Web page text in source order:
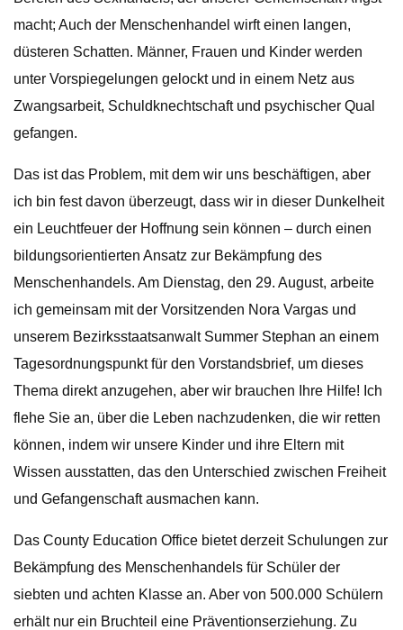
macht; Auch der Menschenhandel wirft einen langen,
düsteren Schatten. Männer, Frauen und Kinder werden
unter Vorspiegelungen gelockt und in einem Netz aus
Zwangsarbeit, Schuldknechtschaft und psychischer Qual
gefangen.
Das ist das Problem, mit dem wir uns beschäftigen, aber
ich bin fest davon überzeugt, dass wir in dieser Dunkelheit
ein Leuchtfeuer der Hoffnung sein können – durch einen
bildungsorientierten Ansatz zur Bekämpfung des
Menschenhandels. Am Dienstag, den 29. August, arbeite
ich gemeinsam mit der Vorsitzenden Nora Vargas und
unserem Bezirksstaatsanwalt Summer Stephan an einem
Tagesordnungspunkt für den Vorstandsbrief, um dieses
Thema direkt anzugehen, aber wir brauchen Ihre Hilfe! Ich
flehe Sie an, über die Leben nachzudenken, die wir retten
können, indem wir unsere Kinder und ihre Eltern mit
Wissen ausstatten, das den Unterschied zwischen Freiheit
und Gefangenschaft ausmachen kann.
Das County Education Office bietet derzeit Schulungen zur
Bekämpfung des Menschenhandels für Schüler der
siebten und achten Klasse an. Aber von 500.000 Schülern
erhält nur ein Bruchteil eine Präventionserziehung. Zu